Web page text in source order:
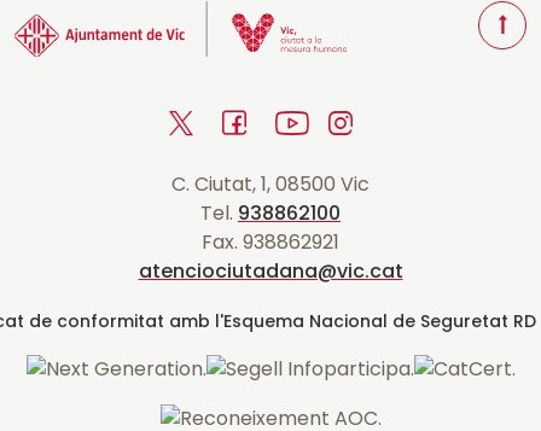
i
t
t
c
e
b
o
k
Y
u
t
u
s
a
a
m
C. Ciutat, 1, 08500 Vic
Tel. 938862100
Fax. 938862921
atenciociutadana@vic.cat
T
t